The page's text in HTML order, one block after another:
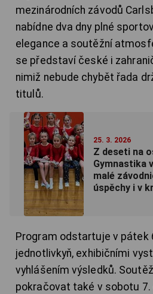
mezinárodních závodů
nabídne dva dny plné
elegance a soutěžní
se představí české i
nimiž nebude chybět řada
titulů.
25. 3. 2026
Z deseti na
Gymnastika
malé
úspěchy i v
Program odstartuje v pátek
jednotlivkyň, exhibičními
vyhlášením výsledků.
pokračovat také v sobotu 7.